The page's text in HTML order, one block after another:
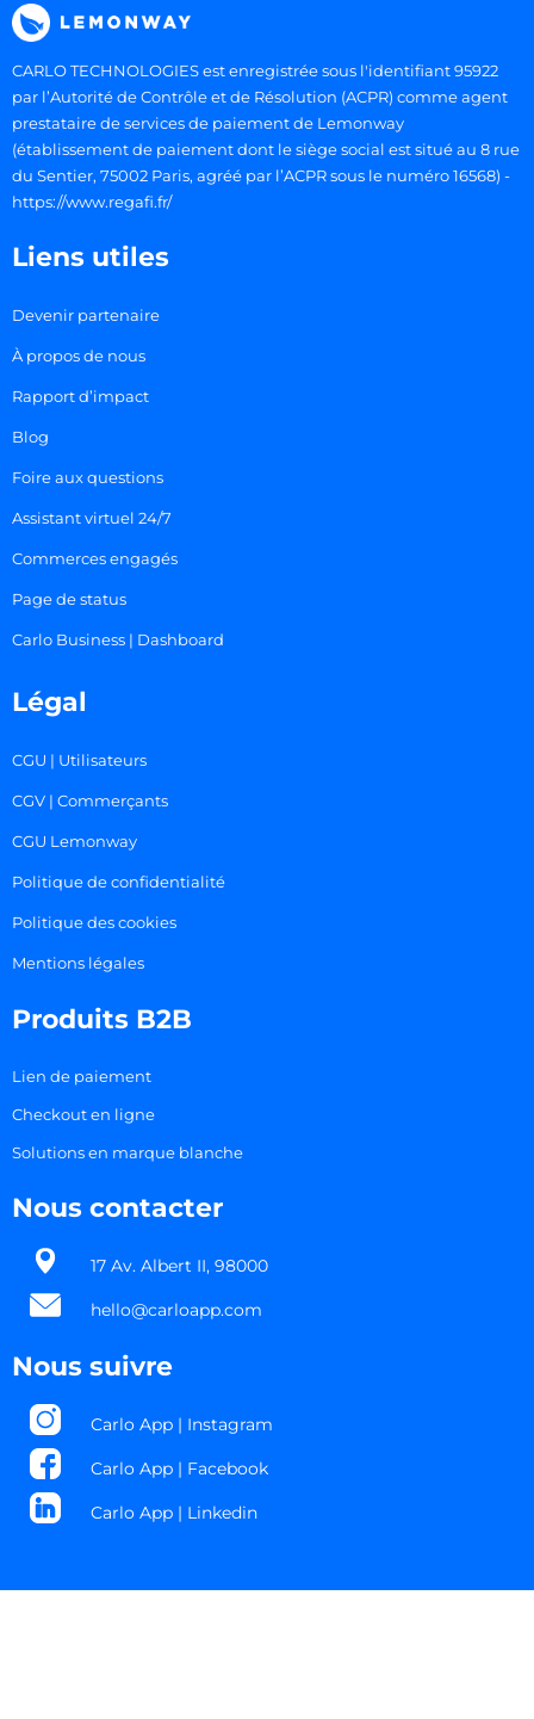
CARLO TECHNOLOGIES est enregistrée sous l'identifiant 95922
par l’Autorité de Contrôle et de Résolution (ACPR) comme agent
prestataire de services de paiement de Lemonway
(établissement de paiement dont le siège social est situé au 8 rue
du Sentier, 75002 Paris, agréé par l’ACPR sous le numéro 16568) -
https://www.regafi.fr/
Liens utiles
Devenir partenaire
À propos de nous
Rapport d’impact
Blog
Foire aux questions
Assistant virtuel 24/7
Commerces engagés
Page de status
Carlo Business | Dashboard
Légal
CGU | Utilisateurs
CGV | Commerçants
CGU Lemonway
Politique de confidentialité
Politique des cookies
Mentions légales
Produits B2B
Lien de paiement
Checkout en ligne
Solutions en marque blanche
Nous contacter
17 Av. Albert II, 98000​
hello@carloapp.com
Nous suivre
Carlo App | Instagram
Carlo App | Facebook
Carlo App | Linkedin